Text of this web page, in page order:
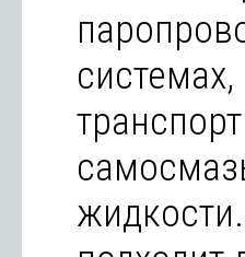
системах,